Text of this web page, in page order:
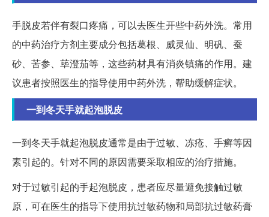
手脱皮若伴有裂口疼痛，可以去医生开些中药外洗。常用
的中药治疗方剂主要成分包括葛根、威灵仙、明矾、蚕
砂、苦参、荜澄茄等，这些药材具有消炎镇痛的作用。建
议患者按照医生的指导使用中药外洗，帮助缓解症状。
一到冬天手就起泡脱皮
一到冬天手就起泡脱皮通常是由于过敏、冻疮、手癣等因
素引起的。针对不同的原因需要采取相应的治疗措施。
对于过敏引起的手起泡脱皮，患者应尽量避免接触过敏
原，可在医生的指导下使用抗过敏药物和局部抗过敏药膏